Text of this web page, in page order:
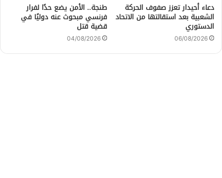
دعاء أحيدار تعزز صفوف الحركة
الشعبية بعد استقالتها من الاتحاد
الدستوري
06/08/2026
طنجة.. الأمن يضع حدًا لفرار
فرنسي مبحوث عنه دوليًا في
قضية قتل
04/08/2026